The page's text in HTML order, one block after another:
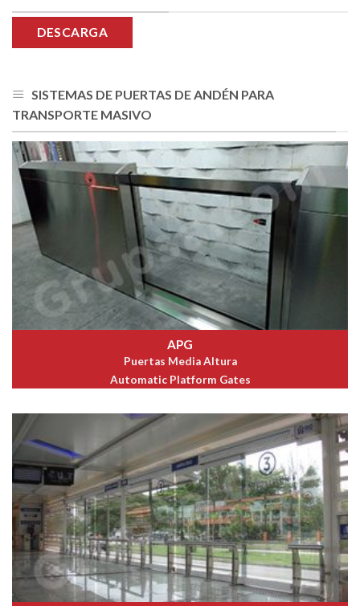
DESCARGA
SISTEMAS DE PUERTAS DE ANDÉN PARA
TRANSPORTE MASIVO
APG
Puertas Media Altura
Automatic Platform Gates